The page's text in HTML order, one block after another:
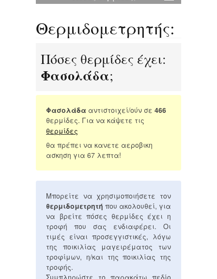
Θερμιδομετρητής:
Πόσες θερμίδες έχει:
Φασολάδα;
Φασολάδα αντιστοιχεί/ούν σε 466
θερμίδες. Για να κάψετε τις
θερμίδες
θα πρέπει να κανετε αεροβικη
ασκηση για 67 λεπτα!
Μπορείτε να χρησιμοποιήσετε τον
θερμιδομετρητή που ακολουθεί, για
να βρείτε πόσες θερμίδες έχει η
τροφή που σας ενδιαφέρει. Οι
τιμές είναι προσεγγιστικές, λόγω
της ποικιλίας μαγειρέματος των
τροφίμων, η/και της ποικιλίας της
τροφής.